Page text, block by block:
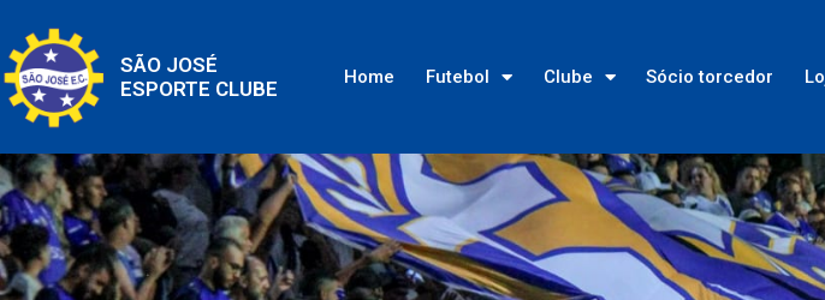
SÃO JOSÉ
ESPORTE CLUBE
Home Futebol Clube Sócio torcedor